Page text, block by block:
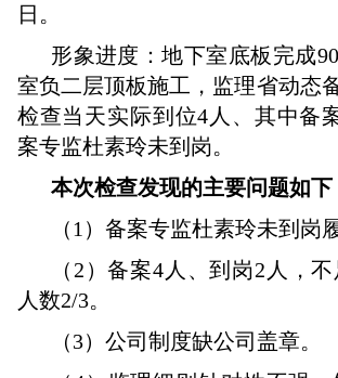
日。
形象进度：地下室底板完成
室负二层顶板施工，监理省动态
检查当天实际到位4人、其中备
案专监杜素玲未到岗。
本次检查发现的主要问题如下
（1）备案专监杜素玲未到岗
（2）备案4人、到岗2人，
人数2/3。
（3）公司制度缺公司盖章。